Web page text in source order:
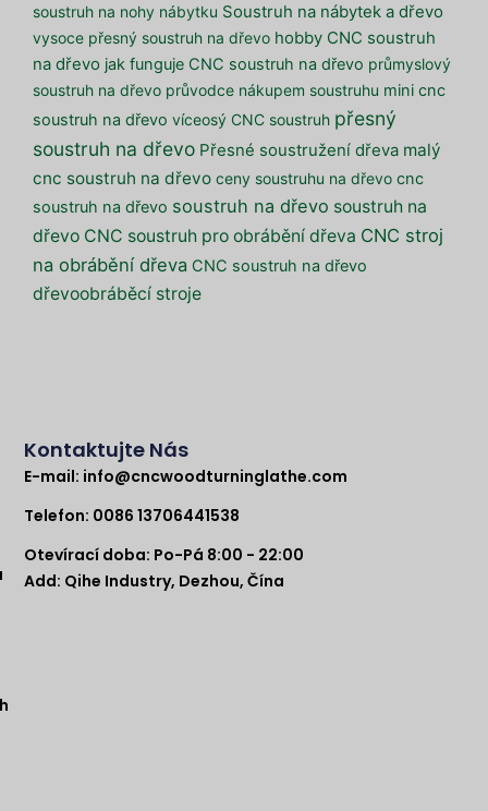
soustruh na nohy nábytku Soustruh na nábytek a dřevo
vysoce přesný soustruh na dřevo hobby CNC soustruh
na dřevo jak funguje CNC soustruh na dřevo průmyslový
soustruh na dřevo průvodce nákupem soustruhu mini cnc
soustruh na dřevo víceosý CNC soustruh přesný
soustruh na dřevo Přesné soustružení dřeva malý
cnc soustruh na dřevo ceny soustruhu na dřevo cnc
soustruh na dřevo soustruh na dřevo soustruh na
dřevo CNC soustruh pro obrábění dřeva CNC stroj
na obrábění dřeva CNC soustruh na dřevo
dřevoobráběcí stroje
Kontaktujte Nás
E-mail: info@cncwoodturninglathe.com
Telefon: 0086 13706441538
Otevírací doba: Po-Pá 8:00 - 22:00
Add: Qihe Industry, Dezhou, Čína